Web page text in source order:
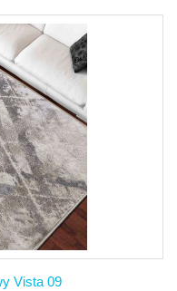
Vista 09